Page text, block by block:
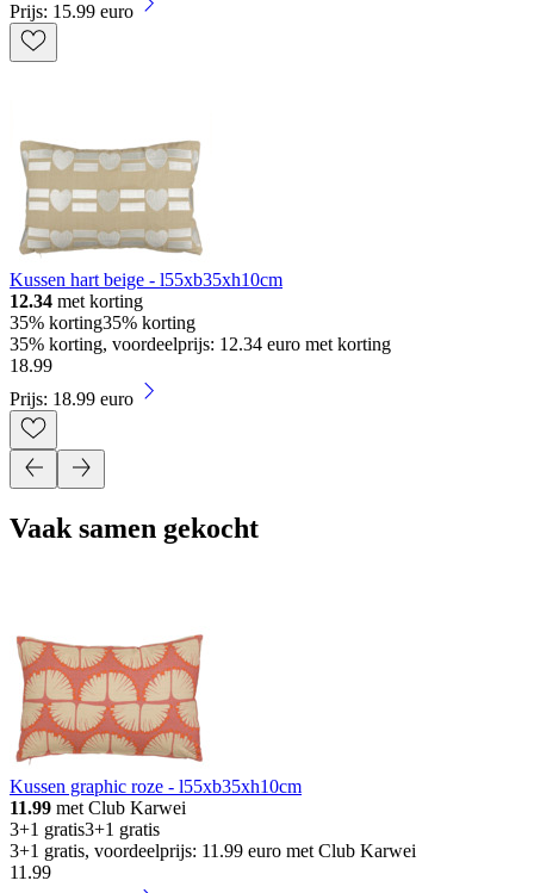
Prijs: 15.99 euro
Kussen hart beige - l55xb35xh10cm
12.34 met korting
35% korting35% korting
35% korting, voordeelprijs: 12.34 euro met korting
18.99
Prijs: 18.99 euro
Vaak samen gekocht
Kussen graphic roze - l55xb35xh10cm
11.99 met Club Karwei
3+1 gratis3+1 gratis
3+1 gratis, voordeelprijs: 11.99 euro met Club Karwei
11 .99